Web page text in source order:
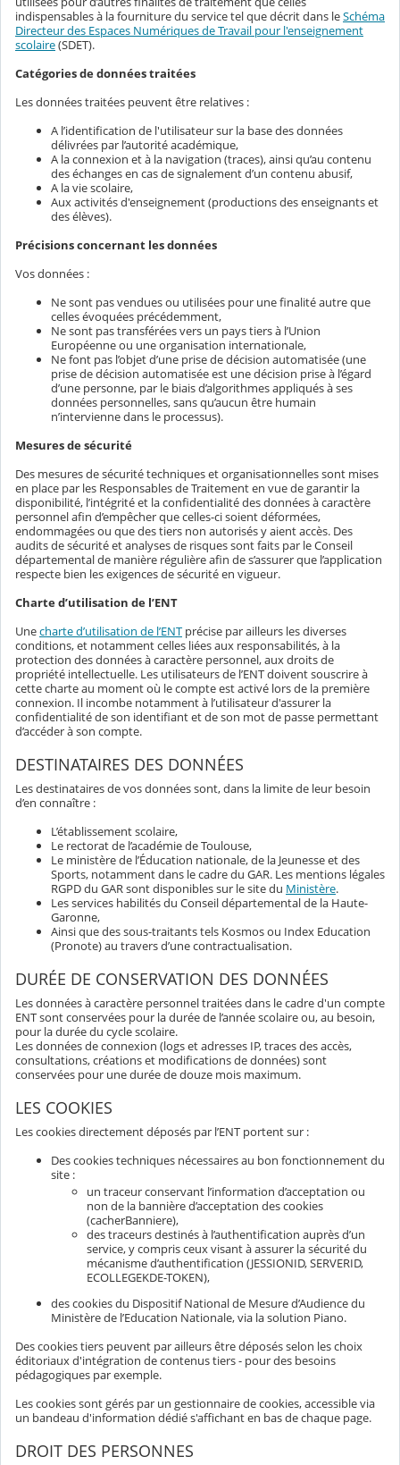
indispensables à la fourniture du service tel que décrit dans leSchéma
Directeur des Espaces Numériques de Travail pour l'enseignement
scolaire(SDET).
Catégories de données traitées
Les données traitées peuvent être relatives :
A l’identification de l'utilisateur sur la base des données
délivrées par l’autorité académique,
A la connexion et à la navigation (traces), ainsi qu’au contenu
des échanges en cas de signalement d’un contenu abusif,
A la vie scolaire,
Aux activités d'enseignement (productions des enseignants et
des élèves).
Précisions concernant les données
Vos données :
Ne sont pas vendues ou utilisées pour une finalité autre que
celles évoquées précédemment,
Ne sont pas transférées vers un pays tiers à l’Union
Européenne ou une organisation internationale,
Ne font pas l’objet d’une prise de décision automatisée (une
prise de décision automatisée est une décision prise à l’égard
d’une personne, par le biais d’algorithmes appliqués à ses
données personnelles, sans qu’aucun être humain
n’intervienne dans le processus).
Mesures de sécurité
Des mesures de sécurité techniques et organisationnelles sont mises
en place par les Responsables de Traitement en vue de garantir la
disponibilité, l’intégrité et la confidentialité des données à caractère
personnel afin d’empêcher que celles-ci soient déformées,
endommagées ou que des tiers non autorisés y aient accès. Des
audits de sécurité et analyses de risques sont faits par le Conseil
départemental de manière régulière afin de s’assurer que l’application
respecte bien les exigences de sécurité en vigueur.
Charte d’utilisation de l’ENT
Unecharte d’utilisation de l’ENT précise par ailleurs les diverses
conditions, et notamment celles liées aux responsabilités, à la
protection des données à caractère personnel, aux droits de
propriété intellectuelle. Les utilisateurs de l’ENT doivent souscrire à
cette charte au moment où le compte est activé lors de la première
connexion. Il incombe notamment à l’utilisateur d'assurer la
confidentialité de son identifiant et de son mot de passe permettant
d’accéder à son compte.
DESTINATAIRES DES DONNÉES
Les destinataires de vos données sont, dans la limite de leur besoin
d’en connaître :
L’établissement scolaire,
Le rectorat de l’académie de Toulouse,
Le ministère de l’Éducation nationale, de la Jeunesse et des
Sports, notamment dans le cadre du GAR. Les mentions légales
RGPD du GAR sont disponibles sur le site du Ministère.
Les services habilités du Conseil départemental de la Haute-
Garonne,
Ainsi que des sous-traitants tels Kosmos ou Index Education
(Pronote) au travers d’une contractualisation.
DURÉE DE CONSERVATION DES DONNÉES
Les données à caractère personnel traitées dans le cadre d'un compte
ENT sont conservées pour la durée de l’année scolaire ou, au besoin,
pour la durée du cycle scolaire.
Les données de connexion (logs et adresses IP, traces des accès,
consultations, créations et modifications de données) sont
conservées pour une durée de douze mois maximum.
LES COOKIES
Les cookies directement déposés par l’ENT portent sur :
Des cookies techniques nécessaires au bon fonctionnement du
site :
un traceur conservant l’information d’acceptation ou
non de la bannière d’acceptation des cookies
(cacherBanniere),
des traceurs destinés à l’authentification auprès d’un
service, y compris ceux visant à assurer la sécurité du
mécanisme d’authentification (JESSIONID, SERVERID,
ECOLLEGEKDE-TOKEN),
des cookies du Dispositif National de Mesure d’Audience du
Ministère de l’Education Nationale, via la solution Piano.
Des cookies tiers peuvent par ailleurs être déposés selon les choix
éditoriaux d'intégration de contenus tiers - pour des besoins
pédagogiques par exemple.
Les cookies sont gérés par un gestionnaire de cookies, accessible via
un bandeau d'information dédié s'affichant en bas de chaque page.
DROIT DES PERSONNES